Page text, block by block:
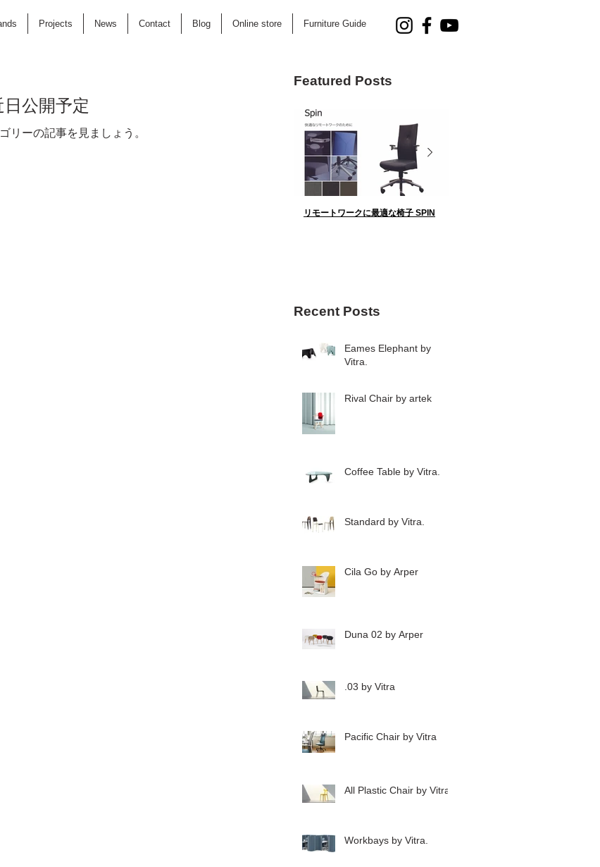
Projects News Contact Blog Online store Furniture Guide
日公開予定
リーの記事を見ましょう。
Featured Posts
リモートワークに最適な椅子 SPIN
Recent Posts
Eames Elephant by
Vitra.
Rival Chair by artek
Coffee Table by Vitra.
Standard by Vitra.
Cila Go by Arper
Duna 02 by Arper
.03 by Vitra
Pacific Chair by Vitra
All Plastic Chair by Vitra
Workbays by Vitra.